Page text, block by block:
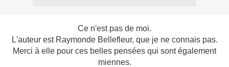
Ce n'est pas de moi.
L'auteur est Raymonde Bellefleur, que je ne connais pas.
Merci à elle pour ces belles pensées qui sont également
miennes.